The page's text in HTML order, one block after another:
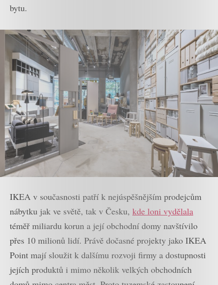
bytu.
IKEA v současnosti patří k nejúspěšnějším prodejcům
nábytku jak ve světě, tak v Česku, kde loni vydělala
téměř miliardu korun a její obchodní domy navštívilo
přes 10 milionů lidí. Právě dočasné projekty jako IKEA
Point mají sloužit k dalšímu rozvoji firmy a dostupnosti
jejích produktů i mimo několik velkých obchodních